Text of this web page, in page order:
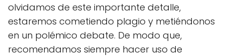
olvidamos de este importante detalle,
estaremos cometiendo plagio y metiéndonos
en un polémico debate. De modo que,
recomendamos siempre hacer uso de